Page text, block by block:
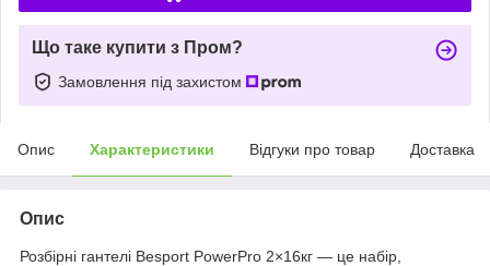
Що таке купити з Пром?
Замовлення під захистом
Опис Характеристики Відгуки про товар Доставка
Опис
Розбірні гантелі Besport PowerPro 2×16кг — це набір,